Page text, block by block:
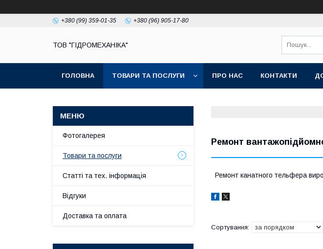
+380 (99) 359-01-35 +380 (96) 905-17-80
ТОВ "ГІДРОМЕХАНІКА"
ГОЛОВНА ТОВАРИ ТА ПОСЛУГИ ПРО НАС КОНТАКТИ
Ремонт
Ремонт канатного тельфера
Фотогалерея
Товари та послуги
Статті та тех. інформація
Відгуки
Доставка та оплата